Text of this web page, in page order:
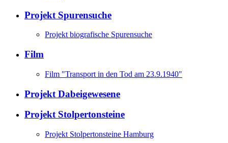
Projekt Spurensuche
Projekt biografische Spurensuche
Film
Film "Transport in den Tod am 23.9.1940"
Projekt Dabeigewesene
Projekt Stolpertonsteine
Projekt Stolpertonsteine Hamburg